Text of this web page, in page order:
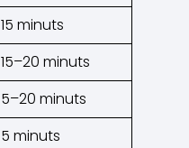
15 minuts
15–20 minuts
5–20 minuts
5 minuts